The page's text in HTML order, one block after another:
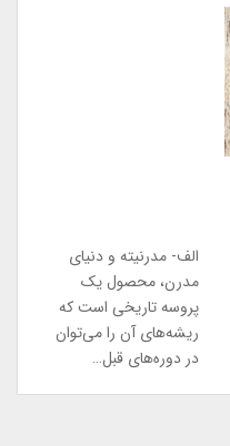
الف- مدرنیته و دنیای
مدرن، محصول یک
پروسه تاریخی است که
ریشه‌های آن را می‌توان
در دوره‌های قبل…